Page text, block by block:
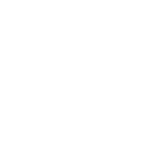
la casa.
a mano. Pieza única.